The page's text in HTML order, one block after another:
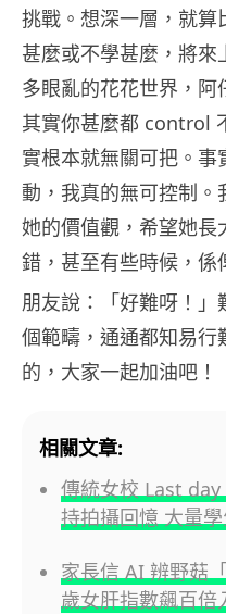
挑戰。想深一層，就
甚麼或不學甚麼，將
多眼亂的花花世界，阿
其實你甚麼都 control
實根本就無關可把。
動，我真的無可控制
她的價值觀，希望她
錯，甚至有些時候，係
朋友說：「好難呀！
個範疇，通通都知易行
的，大家一起加油吧！
相關文章:
傳統女校 Last
持拍攝回憶 大量
家長信 AI 辨野菇
歲女肝指數飆百倍